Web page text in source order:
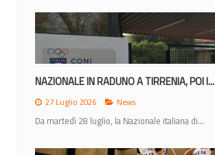
NAZIONALE IN RADUNO A TIRRENIA, POI I...
27 Luglio 2026 News
Da martedì 28 luglio, la Nazionale italiana di...